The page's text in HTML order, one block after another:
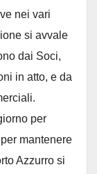
nei vari
si avvale
dai Soci,
in atto, e da
per
mantenere
Azzurro si